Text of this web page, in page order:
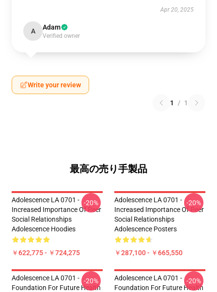
Apr 20, 2025
A Adam
Verified owner
Write your review
1 / 1
最高の売り手製品
Adolescence LA 0701 -
Increased Importance Of Peer
Social Relationships
Adolescence Hoodies
￥622,775 - ￥724,275
-20%
Adolescence LA 0701 -
Increased Importance Of Peer
Social Relationships
Adolescence Posters
￥287,100 - ￥665,550
-20%
Adolescence LA 0701 -
Foundation For Future Health
-20%
Adolescence LA 0701 -
Foundation For Future Health
-20%